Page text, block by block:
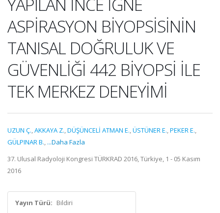
ASPİRASYON BİYOPSİSİNİN
TANISAL DOĞRULUK VE
GÜVENLİĞİ 442 BİYOPSİ İLE
TEK MERKEZ DENEYİMİ
UZUN Ç.,AKKAYA Z.,DÜŞÜNCELİ ATMAN E.,ÜSTÜNER E.,PEKER E.,
GÜLPINAR B., ...Daha Fazla
37. Ulusal Radyoloji Kongresi TÜRKRAD 2016, Türkiye, 1 - 05 Kasım
2016
Yayın Türü: Bildiri